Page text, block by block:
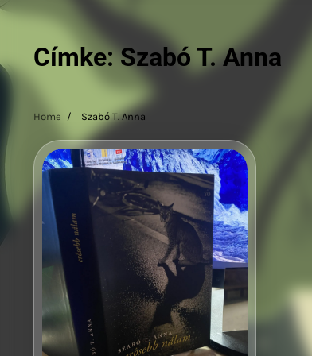
Címke:Szabó T. Anna
Home Szabó T. Anna